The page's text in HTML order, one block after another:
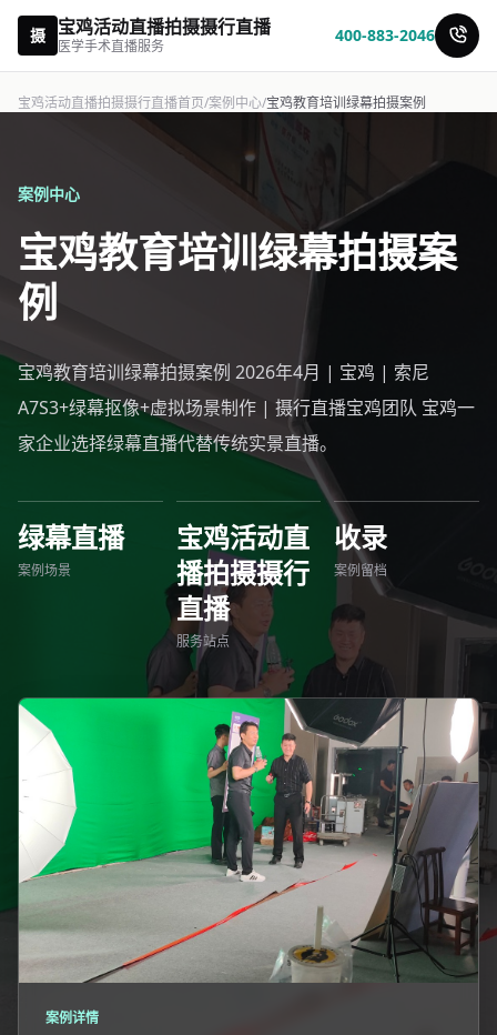
摄 宝鸡活动直播拍摄摄行直播
医学手术直播服务
400-883-2046
宝鸡活动直播拍摄摄行直播首页/案例中心/宝鸡教育培训绿幕拍摄案例
案例中心
宝鸡教育培训绿幕拍摄案
例
宝鸡教育培训绿幕拍摄案例 2026年4月 | 宝鸡 | 索尼
A7S3+绿幕抠像+虚拟场景制作 | 摄行直播宝鸡团队 宝鸡一
家企业选择绿幕直播代替传统实景直播。
绿幕直播
案例场景
宝鸡活动直
播拍摄摄行
直播
服务站点
收录
案例留档
案例详情